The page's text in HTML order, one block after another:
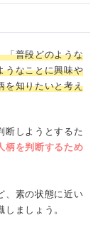
「普段どのような
うなことに興味や
を知りたいと考え
断しようとするた
柄を判断するため
、素の状態に近い
ましょう。